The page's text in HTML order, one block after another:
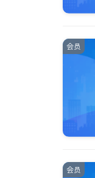
会员
会员